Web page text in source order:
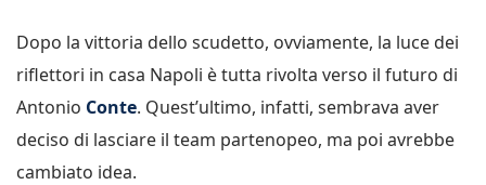
Dopo la vittoria dello scudetto, ovviamente, la luce dei
riflettori in casa Napoli è tutta rivolta verso il futuro di
Antonio Conte. Quest’ultimo, infatti, sembrava aver
deciso di lasciare il team partenopeo, ma poi avrebbe
cambiato idea.